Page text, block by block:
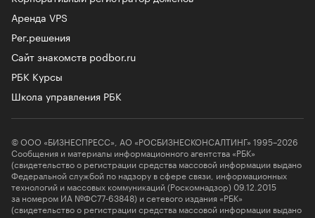
Аренда VPS
Рег.решения
Сайт знакомств podbor.ru
РБК Курсы
Школа управления РБК
© ООО «БИЗНЕСПРЕСС», АО «РОСБИЗНЕСКОНСАЛТИНГ» 1995–2026
Сообщения и материалы информационного агентства «РБК»
(свидетельство о регистрации средства массовой информации выдано
Федеральной службой по надзору в сфере связи, информационных
технологий и массовых коммуникаций (Роскомнадзор) 09.12.2015
за номером ИА №ФС77-63848) и сетевого издания «РБК»
(свидетельство о регистрации средства массовой информации выдано